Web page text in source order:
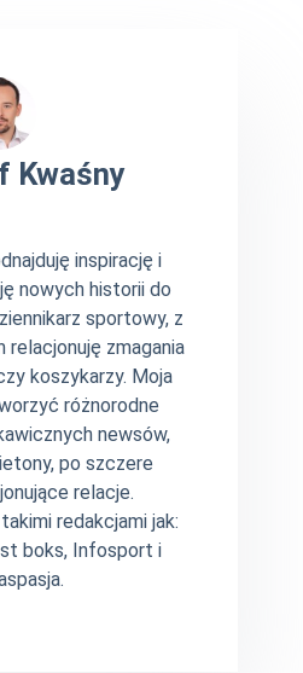
Kwaśny
inspirację i
nowych historii do
sportowy, z
relacjonuję zmagania
koszykarzy. Moja
różnorodne
newsów,
po szczere
relacje.
redakcjami jak:
boks, Infosport i